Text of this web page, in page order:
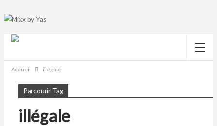
Accueil illégale
Parcourir Tag
illégale